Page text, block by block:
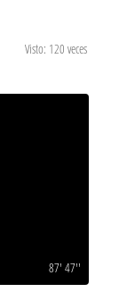
Visto: 120 veces
87' 47''